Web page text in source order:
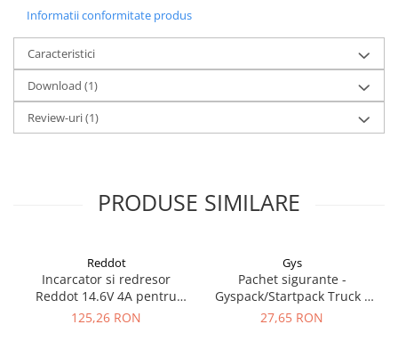
Redresoare auto, moto, barci si
stationare
Surse UPS
UPS pentru centrale termice si
sisteme de urgenta - acumulator
extern
UPS Calculatoare si Servere
PDUs unitati de distributie a
Cabinete baterii
Acumulatori UPS
Drumetii / Camping
Informatii conformitate produs
Caracteristici
Download (1)
Review-uri(1)
PRODUSE SIMILARE
Reddot
Incarcator si redresor
Reddot 14.6V 4A pentru
acumulatori LiFePo4
125,26 RON
Gys
Pachet sigurante -
Gyspack/Startpack Truck -
Blister Gys 2 x 300A
27,65 RON